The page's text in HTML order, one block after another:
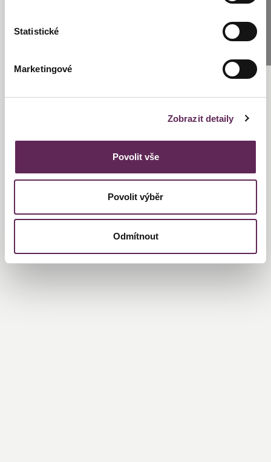
Statistické
Marketingové
Zobrazit detaily
Povolit vše
Povolit výběr
Odmítnout